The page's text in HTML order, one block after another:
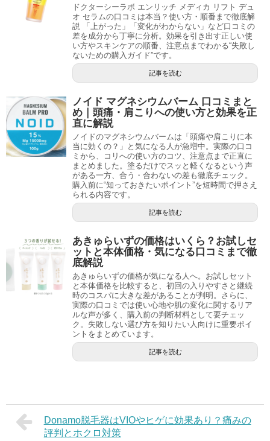
ドクターシーラボ エンリッチ メディカ リフト デュ
オ セラムの口コミは本当？使い方・順番まで徹底解
説 「上がった」「変化がわからない」など口コミの
差を成分から丁寧に分析。効果を引き出す正しい使
い方やスキンケアの順番、注意点までわかる“失敗し
ないための購入ガイド”です。
記事を読む
ノイド マグネシウムバーム 口コミまと
め｜頭痛・肩こりへの使い方と効果を正
直に解説
ノイドのマグネシウムバームは「頭痛や肩こりに本
当に効くの？」と気になる人が急増中。実際の口コ
ミから、コリへの使い方のコツ、注意点まで正直に
まとめました。塗るだけでスッと軽くなるという声
がある一方、合う・合わないの差も徹底チェック。
購入前に“知っておきたいポイント”を短時間で押さえ
られる内容です。
記事を読む
あきゅらいずの価格はいくら？お試しセ
ットと本体価格・気になる口コミまで徹
底解説
あきゅらいずの価格が気になる人へ。お試しセット
と本体価格を比較すると、初回の入りやすさと継続
時のコスパに大きな差があることが判明。さらに、
実際の口コミでは使い心地や肌の変化に関するリア
ルな声が多く、購入前の判断材料として要チェッ
ク。失敗しない選び方を知りたい人向けに重要ポイ
ントをまとめています。
記事を読む
Donamo脱毛器はVIOやヒゲに効果あり？痛みの
評判とホクロ対策